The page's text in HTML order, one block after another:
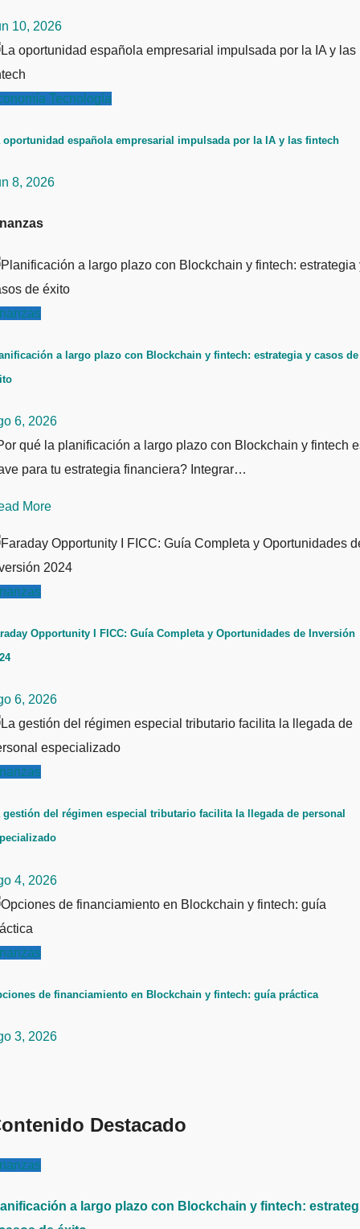
10, 2026
Tecnología
oportunidad española empresarial impulsada por la IA y las fintech
8, 2026
a largo plazo con Blockchain y fintech: estrategia y casos de
6, 2026
qué la planificación a largo plazo con Blockchain y fintech
para tu estrategia financiera? Integrar…
More
Opportunity I FICC: Guía Completa y Oportunidades de Inversión
6, 2026
gestión del régimen especial tributario facilita la llegada de personal
4, 2026
de financiamiento en Blockchain y fintech: guía práctica
3, 2026
Destacado
a largo plazo con Blockchain y fintech: